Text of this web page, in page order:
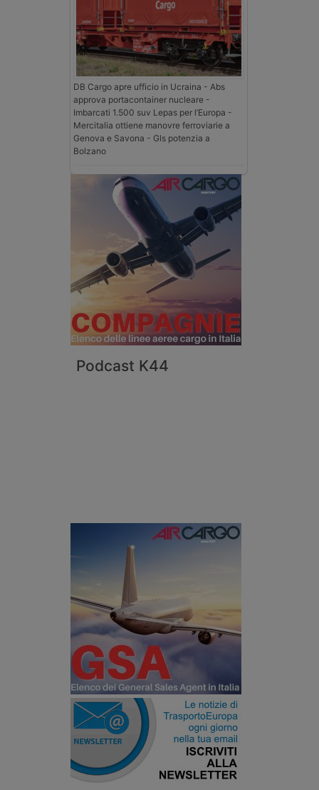
DB Cargo apre ufficio in Ucraina - Abs
approva portacontainer nucleare -
Imbarcati 1.500 suv Lepas per l’Europa -
Mercitalia ottiene manovre ferroviarie a
Genova e Savona - Gls potenzia a
Bolzano
Podcast K44